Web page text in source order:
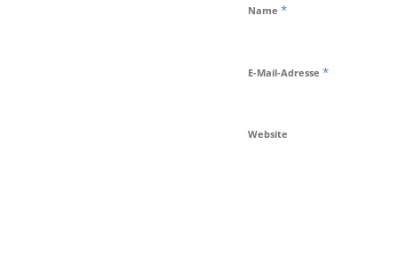
Name *
E-Mail-Adresse *
Website